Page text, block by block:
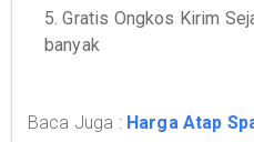
5. Gratis Ongkos Kirim
banyak
Baca Juga : Harga Atap